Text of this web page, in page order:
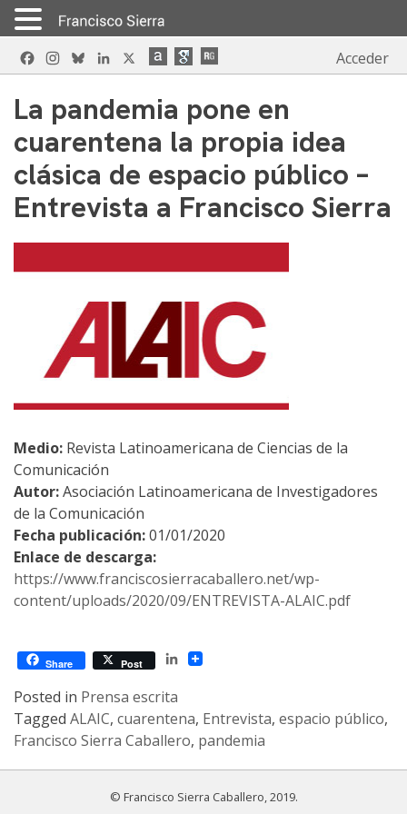
Skip
to
FacebookInstagram
BlueskyLinkedIn Acceder
La pandemia pone en
cuarentena la propia idea
clásica de espacio público –
Entrevista a Francisco Sierra
Medio: Revista Latinoamericana de Ciencias de la
Comunicación
Autor:Asociación Latinoamericana de Investigadores
de la Comunicación
Fecha publicación:01/01/2020
Enlace de descarga:
https://www.franciscosierracaballero.net/wp-
content/uploads/2020/09/ENTREVISTA-ALAIC.pdf
Share Post
LinkedIn
Posted in Prensa escrita
Tagged ALAIC, cuarentena, Entrevista, espacio público,
Francisco Sierra Caballero, pandemia
© Francisco Sierra Caballero, 2019.